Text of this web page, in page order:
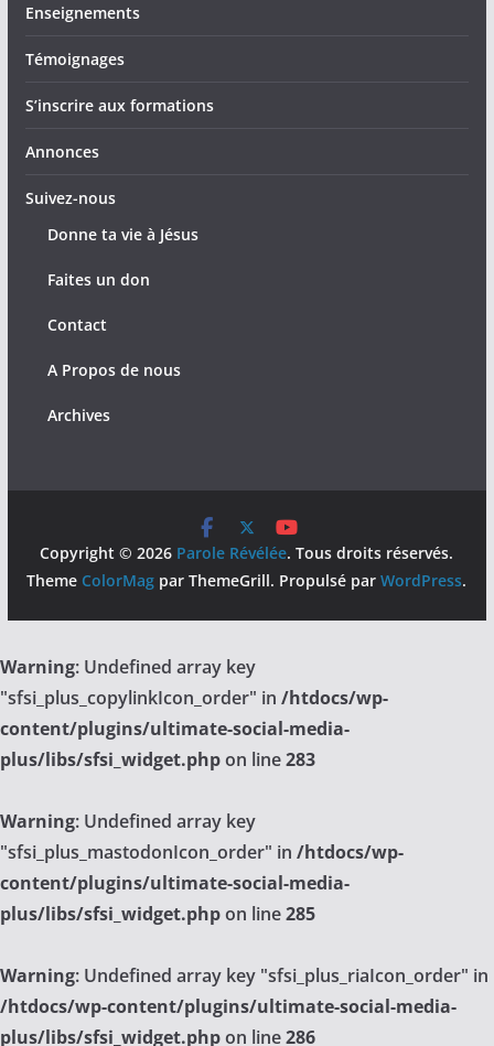
Enseignements
Témoignages
S’inscrire aux formations
Annonces
Suivez-nous
Donne ta vie à Jésus
Faites un don
Contact
A Propos de nous
Archives
Copyright © 2026 Parole Révélée. Tous droits réservés.
Theme ColorMag par ThemeGrill. Propulsé parWordPress.
Warning: Undefined array key
"sfsi_plus_copylinkIcon_order" in /htdocs/wp-
content/plugins/ultimate-social-media-
plus/libs/sfsi_widget.phpon line283
Warning: Undefined array key
"sfsi_plus_mastodonIcon_order" in /htdocs/wp-
content/plugins/ultimate-social-media-
plus/libs/sfsi_widget.phpon line285
Warning: Undefined array key "sfsi_plus_riaIcon_order" in
/htdocs/wp-content/plugins/ultimate-social-media-
plus/libs/sfsi_widget.phpon line286